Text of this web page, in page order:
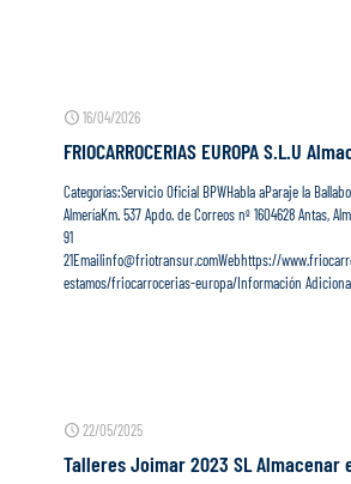
16/04/2026
FRIOCARROCERIAS EUROPA S.L.U
Categorías:Servicio Oficial BPWHabla aParaje la
AlmeríaKm. 537 Apdo. de Correos nº 1604628 Antas,
91
21Emailinfo@friotransur.comWebhttps://
estamos/friocarrocerias-europa/Información
22/05/2025
Talleres Joimar 2023 SLAlmacenar